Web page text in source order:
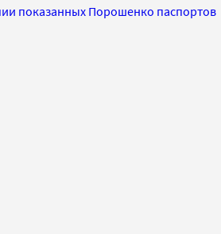
показанных Порошенко паспортов